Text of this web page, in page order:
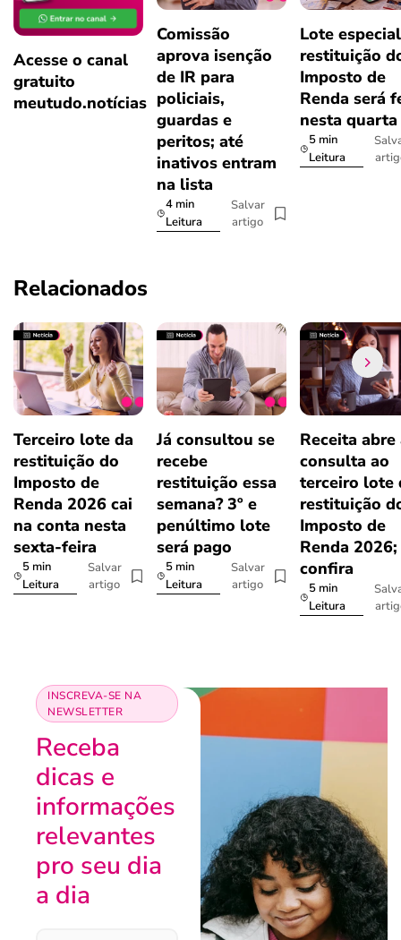
Acesse o canal
gratuito
meutudo.notícias
Comissão
aprova isenção
de IR para
policiais,
guardas e
peritos; até
inativos entram
na lista
4 min
Leitura
Salvar
artigo
Lote
restituição
Imposto de
Renda será
nesta quarta
5 min
Leitura
Relacionados
Terceiro lote da
restituição do
Imposto de
Renda 2026 cai
na conta nesta
sexta-feira
5 min
Leitura
Salvar
artigo
Já consultou se
recebe
restituição essa
semana? 3º e
penúltimo lote
será pago
5 min
Leitura
Salvar
artigo
Receita abre
consulta ao
terceiro lote
restituição
Imposto de
Renda 2026;
confira
5 min
Leitura
INSCREVA-SE NA
NEWSLETTER
Receba
dicas e
informações
relevantes
pro seu dia
a dia